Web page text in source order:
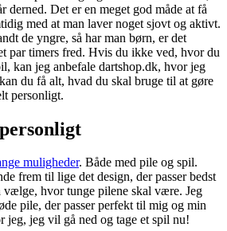
derned. Det er en meget god måde at få
med at man laver noget sjovt og aktivt.
de yngre, så har man børn, er det
par timers fred. Hvis du ikke ved, hvor du
kan jeg anbefale dartshop.dk, hvor jeg
du få alt, hvad du skal bruge til at gøre
personligt.
muligheder. Både med pile og spil.
frem til lige det design, der passer bedst
vælge, hvor tunge pilene skal være. Jeg
pile, der passer perfekt til mig og min
jeg, jeg vil gå ned og tage et spil nu!